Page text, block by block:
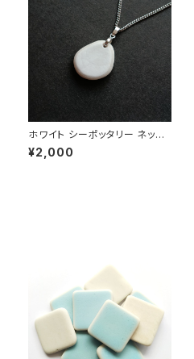
ホワイト シーポッタリー ネック
レス PN-23
¥2,000